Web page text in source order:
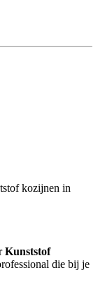
kozijnen in
Kunststof
die bij je